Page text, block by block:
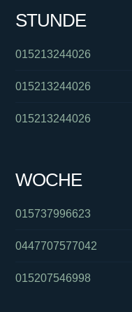
STUNDE
015213244026
015213244026
015213244026
WOCHE
015737996623
0447707577042
015207546998